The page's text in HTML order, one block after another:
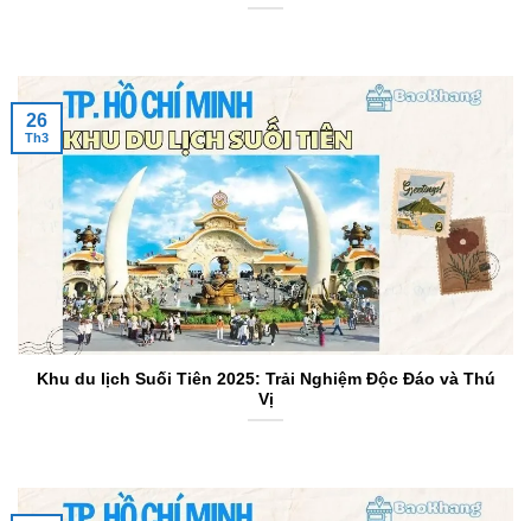
Khu du lịch Suối Tiên 2025: Trải Nghiệm Độc Đáo và Thú
Vị
26
Th3